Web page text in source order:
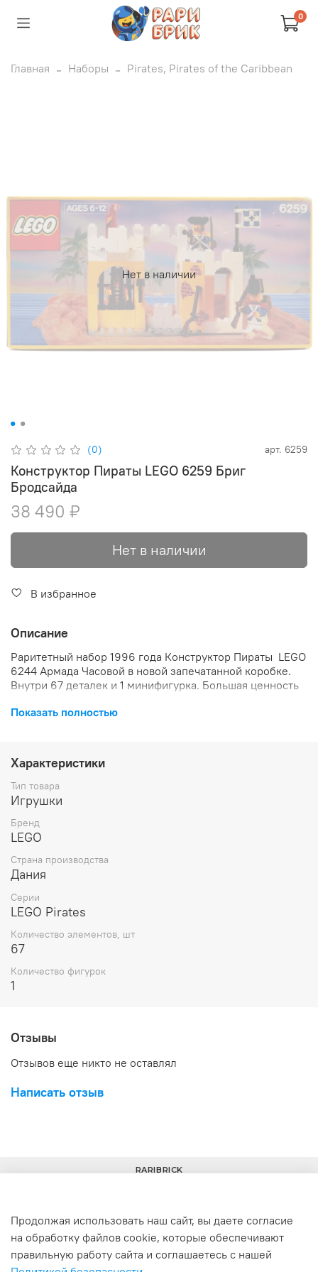
0
Главная Наборы Pirates, Pirates of the Caribbean
Нет в наличии
(0) арт. 6259
Конструктор Пираты LEGO 6259 Бриг
Бродсайда
38 490 ₽
Нет в наличии
В избранное
Описание
Раритетный набор 1996 года Конструктор Пираты LEGO
6244 Армада Часовой в новой запечатанной коробке.
Внутри 67 деталек и 1 минифигурка. Большая ценность
Показать полностью
Характеристики
Тип товара
Игрушки
Бренд
LEGO
Страна производства
Дания
Серии
LEGO Pirates
Количество элементов, шт
67
Количество фигурок
1
Отзывы
Отзывов еще никто не оставлял
Написать отзыв
+7(977) 633-00-30
info@raribrick.ru
RARIBRICK
Продолжая использовать наш сайт, вы даете согласие
на обработку файлов cookie, которые обеспечивают
правильную работу сайта и соглашаетесь с нашей